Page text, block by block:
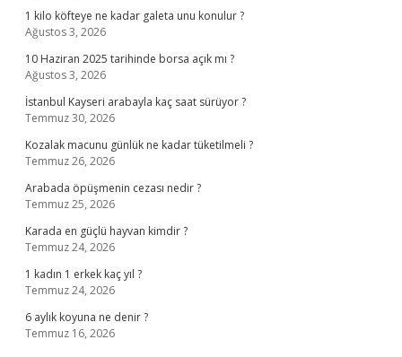
1 kilo köfteye ne kadar galeta unu konulur ?
Ağustos 3, 2026
10 Haziran 2025 tarihinde borsa açık mı ?
Ağustos 3, 2026
İstanbul Kayseri arabayla kaç saat sürüyor ?
Temmuz 30, 2026
Kozalak macunu günlük ne kadar tüketilmeli ?
Temmuz 26, 2026
Arabada öpüşmenin cezası nedir ?
Temmuz 25, 2026
Karada en güçlü hayvan kimdir ?
Temmuz 24, 2026
1 kadın 1 erkek kaç yıl ?
Temmuz 24, 2026
6 aylık koyuna ne denir ?
Temmuz 16, 2026